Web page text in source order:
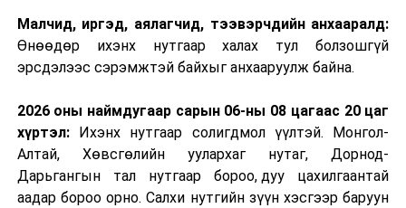
Малчид, иргэд, аялагчид, тээвэрчдийн анхааралд:
Өнөөдөр ихэнх нутгаар халах тул болзошгүй
эрсдэлээс сэрэмжтэй байхыг анхааруулж байна.
2026 оны наймдугаар сарын 06-ны 08 цагаас 20 цаг
хүртэл:Ихэнх нутгаар солигдмол үүлтэй. Монгол-
Алтай, Хөвсгөлийн уулархаг нутаг, Дорнод-
Дарьгангын тал нутгаар бороо, дуу цахилгаантай
аадар бороо орно. Салхи нутгийн зүүн хэсгээр баруун